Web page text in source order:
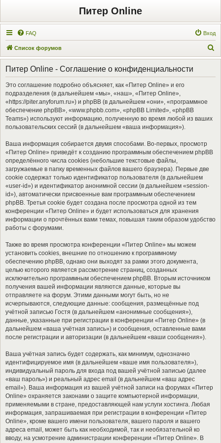
Питер Online
FAQ Вход
Список форумов
о
Питер Online - Соглашение о конфиденциальности
Это соглашение подробно объясняет, как «Питер Online» и его
подразделения (в дальнейшем «мы», «наш», «Питер Online»,
«https://piter.anyforum.ru») и phpBB (в дальнейшем «они», «программное
обеспечение phpBB», «www.phpbb.com», «phpBB Limited», «phpBB
Teams») используют информацию, полученную во время любой из ваших
пользовательских сессий (в дальнейшем «ваша информация»).
Ваша информация собирается двумя способами. Во-первых, просмотр
«Питер Online» приведёт к созданию программным обеспечением phpBB
определённого числа cookies (небольшие текстовые файлы,
загружаемые в папку временных файлов вашего браузера). Первые две
cookie содержат только идентификатор пользователя (в дальнейшем
«user-id») и идентификатор анонимной сессии (в дальнейшем «session-
id»), автоматически присвоенные вам программным обеспечением
phpBB. Третья cookie будет создана после просмотра одной из тем
конференции «Питер Online» и будет использоваться для хранения
информации о прочтённых вами темах, повышая таким образом удобство
работы с форумами.
Также во время просмотра конференции «Питер Online» мы можем
установить cookies, внешние по отношению к программному
обеспечению phpBB, однако они выходят за рамки этого документа,
целью которого является рассмотрение страниц, созданных
исключительно программным обеспечением phpBB. Вторым источником
получения вашей информации являются данные, которые вы
отправляете на форум. Этими данными могут быть, но не
исчерпываются, следующие данные: сообщения, размещённые под
учётной записью Гостя (в дальнейшем «анонимные сообщения»),
данные, указанные при регистрации в конференции «Питер Online» (в
дальнейшем «ваша учётная запись») и сообщения, оставленные вами
после регистрации и авторизации (в дальнейшем «ваши сообщения»).
Ваша учётная запись будет содержать, как минимум, однозначно
идентифицируемое имя (в дальнейшем «ваше имя пользователя»),
индивидуальный пароль для входа под вашей учётной записью (далее
«ваш пароль») и реальный адрес email (в дальнейшем «ваш адрес
email»). Ваша информация из вашей учётной записи на форумах «Питер
Online» охраняется законами о защите компьютерной информации,
применяемыми в стране, предоставляющей нам услуги хостинга. Любая
информация, запрашиваемая при регистрации в конференции «Питер
Online», кроме вашего имени пользователя, вашего пароля и вашего
адреса email, может быть как необходимой, так и необязательной ко
вводу, на усмотрение администрации конференции «Питер Online». В